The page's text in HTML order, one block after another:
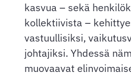
kasvua – sekä
kollektiivista –
vastuullisiksi,
johtajiksi. Yhdessä
muovaavat